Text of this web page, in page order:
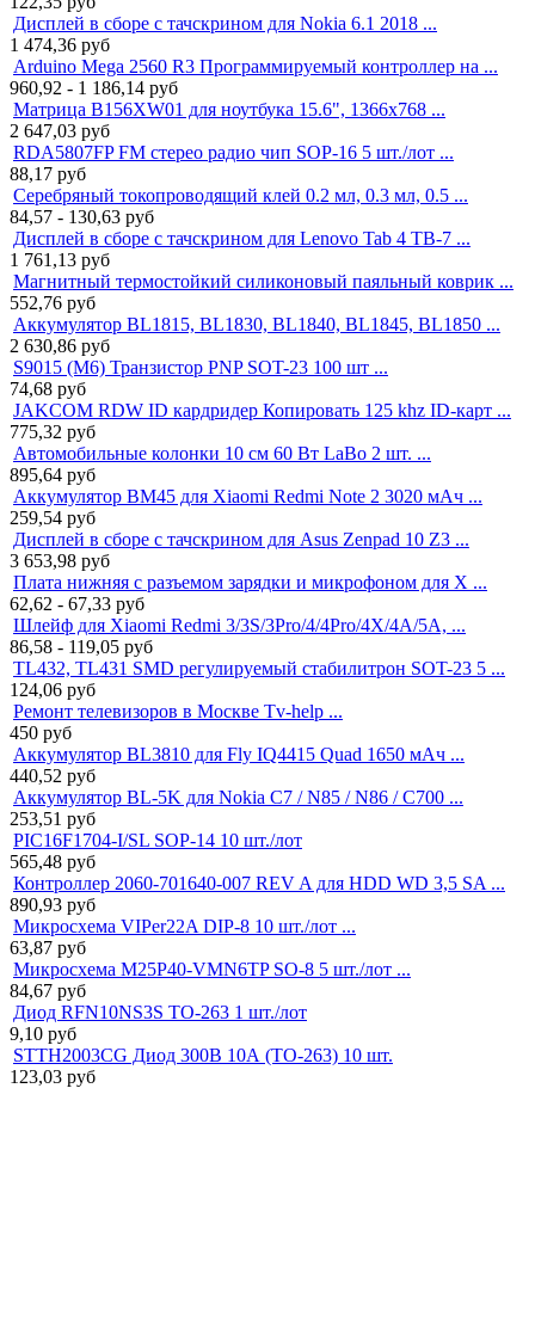
Дисплей в сборе с тачскрином для Nokia 6.1 2018 ...
1 474,36 руб
Arduino Mega 2560 R3 Программируемый контроллер на ...
960,92 - 1 186,14 руб
Матрица B156XW01 для ноутбука 15.6", 1366x768 ...
2 647,03 руб
RDA5807FP FM стерео радио чип SOP-16 5 шт./лот ...
88,17 руб
Серебряный токопроводящий клей 0.2 мл, 0.3 мл, 0.5 ...
84,57 - 130,63 руб
Дисплей в сборе с тачскрином для Lenovo Tab 4 TB-7 ...
1 761,13 руб
Магнитный термостойкий силиконовый паяльный коврик ...
552,76 руб
Аккумулятор BL1815, BL1830, BL1840, BL1845, BL1850 ...
2 630,86 руб
S9015 (M6) Транзистор PNP SOT-23 100 шт ...
74,68 руб
JAKCOM RDW ID кардридер Копировать 125 khz ID-карт ...
775,32 руб
Автомобильные колонки 10 см 60 Вт LaBo 2 шт. ...
895,64 руб
Аккумулятор BM45 для Xiaomi Redmi Note 2 3020 мАч ...
259,54 руб
Дисплей в сборе с тачскрином для Asus Zenpad 10 Z3 ...
3 653,98 руб
Плата нижняя с разъемом зарядки и микрофоном для X ...
62,62 - 67,33 руб
Шлейф для Xiaomi Redmi 3/3S/3Pro/4/4Pro/4X/4A/5A, ...
86,58 - 119,05 руб
TL432, TL431 SMD регулируемый стабилитрон SOT-23 5 ...
124,06 руб
Ремонт телевизоров в Москве Tv-help ...
450 руб
Аккумулятор BL3810 для Fly IQ4415 Quad 1650 мАч ...
440,52 руб
Аккумулятор BL-5K для Nokia C7 / N85 / N86 / C700 ...
253,51 руб
PIC16F1704-I/SL SOP-14 10 шт./лот
565,48 руб
Контроллер 2060-701640-007 REV A для HDD WD 3,5 SA ...
890,93 руб
Микросхема VIPer22A DIP-8 10 шт./лот ...
63,87 руб
Микросхема M25P40-VMN6TP SO-8 5 шт./лот ...
84,67 руб
Диод RFN10NS3S TO-263 1 шт./лот
9,10 руб
STTH2003CG Диод 300В 10А (TO-263) 10 шт.
123,03 руб